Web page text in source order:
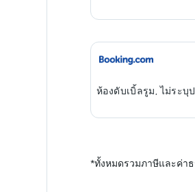
ห้องดับเบิ้ลรูม, ไม่ระบุ
*ทั้งหมดรวมภาษีและค่า